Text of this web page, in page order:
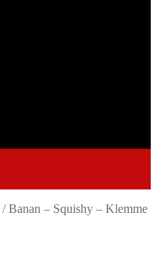
/Banan – Squishy – Klemme